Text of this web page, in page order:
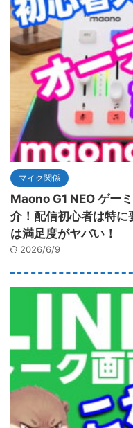
マイク関係
Maono G1 NEO ゲー
介！配信初心者は特に
は満足度がヤバい！
2026/6/9